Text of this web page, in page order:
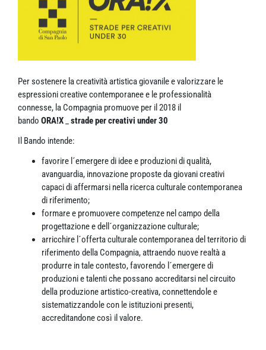
Per sostenere la creatività artistica giovanile e valorizzare le
espressioni creative contemporanee e le professionalità
connesse, la Compagnia promuove per il 2018 il
bando ORA!X
strade per creativi under 30
Il Bando intende:
favorire l´emergere di idee e produzioni di qualità,
avanguardia, innovazione proposte da giovani creativi
capaci di affermarsi nella ricerca culturale contemporanea
di riferimento;
formare e promuovere competenze nel campo della
progettazione e dell´organizzazione culturale;
arricchire l´offerta culturale contemporanea del territorio di
riferimento della Compagnia, attraendo nuove realtà a
produrre in tale contesto, favorendo l´emergere di
produzioni e talenti che possano accreditarsi nel circuito
della produzione artistico-creativa, connettendole e
sistematizzandole con le istituzioni presenti,
accreditandone così il valore.